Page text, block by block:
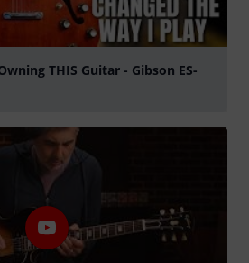
THIS Guitar - Gibson ES-